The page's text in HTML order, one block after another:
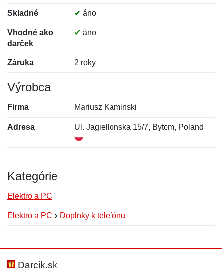
Skladné ✔ áno
Vhodné ako
darček
✔ áno
Záruka 2 roky
Výrobca
Firma Mariusz Kaminski
Adresa Ul. Jagiellonska 15/7, Bytom, Poland
Kategórie
Elektro a PC
Elektro a PC Doplnky k telefónu
Hodnotenie:
Meno:
Darcik.sk